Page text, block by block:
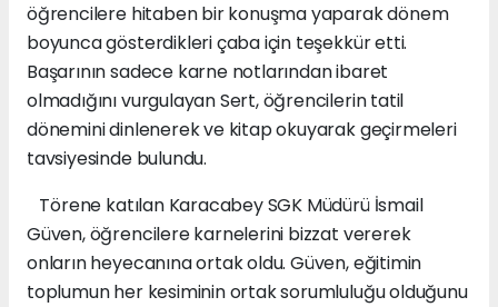
öğrencilere hitaben bir konuşma yaparak dönem
boyunca gösterdikleri çaba için teşekkür etti.
Başarının sadece karne notlarından ibaret
olmadığını vurgulayan Sert, öğrencilerin tatil
dönemini dinlenerek ve kitap okuyarak geçirmeleri
tavsiyesinde bulundu.
Törene katılan Karacabey SGK Müdürü İsmail
Güven, öğrencilere karnelerini bizzat vererek
onların heyecanına ortak oldu. Güven, eğitimin
toplumun her kesiminin ortak sorumluluğu olduğunu